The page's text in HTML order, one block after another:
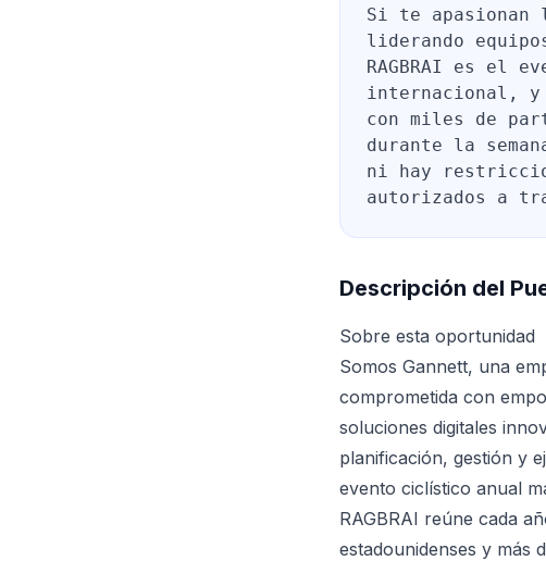
Si te apasionan
liderando
RAGBRAI es el
internacional, y
con miles de
durante la
ni hay
autorizados a
Descripción del
Sobre esta oportunidad
Somos Gannett, una
comprometida con
soluciones digitales
planificación, gestión y
evento ciclístico anual
RAGBRAI reúne cada
estadounidenses y más